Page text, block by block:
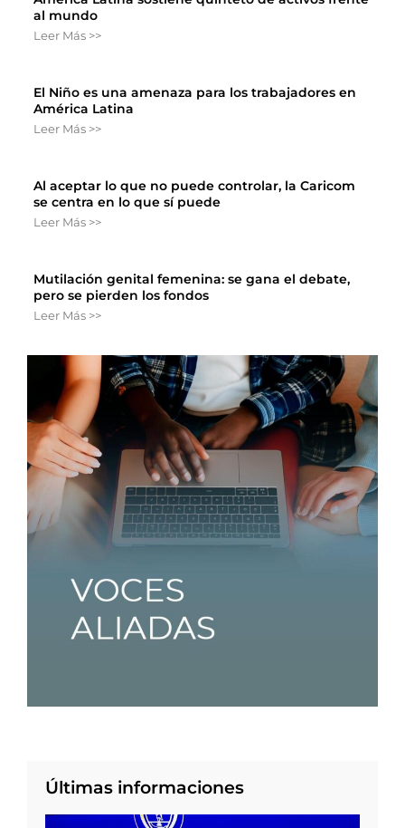
al mundo
Leer Más >>
El Niño es una amenaza para los trabajadores en
América Latina
Leer Más >>
Al aceptar lo que no puede controlar, la Caricom
se centra en lo que sí puede
Leer Más >>
Mutilación genital femenina: se gana el debate,
pero se pierden los fondos
Leer Más >>
Últimas informaciones